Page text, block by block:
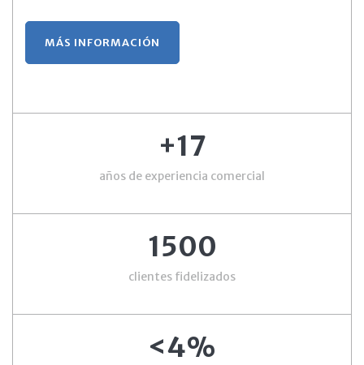
MÁS INFORMACIÓN
+17
años de experiencia comercial
1500
clientes fidelizados
<4%